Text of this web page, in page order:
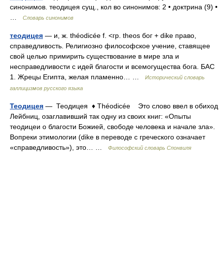
синонимов. теодицея сущ., кол во синонимов: 2 • доктрина (9) •
Словарь синонимов
теодицея — и, ж. théodicée f. <гр. theos бог + dike право,
справедливость. Религиозно философское учение, ставящее
свой целью примирить существование в мире зла и
несправедливости с идей благости и всемогущества бога. БАС
1. Жрецы Египта, желая пламенно… …
Исторический словарь
галлицизмов русского языка
Теодицея — Теодицея ♦ Théodicée Это слово ввел в обиход
Лейбниц, озаглавивший так одну из своих книг: «Опыты
теодицеи о благости Божией, свободе человека и начале зла».
Вопреки этимологии (dike в переводе с греческого означает
«справедливость»), это… …
Философский словарь Спонвиля